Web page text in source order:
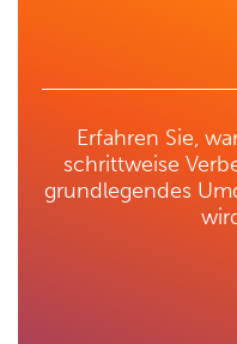
Erfahren Sie,
schrittweise
grundlegendes